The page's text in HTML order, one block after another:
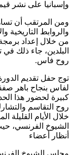
وإسبانيا على نشر
ومن المرتقب أن
والروابط التاريخية
من خلال إعداد برمجة
البلدين، جاء ذلك
روح فاس.
لفاس بنجاح باهر
كبيرة لحضور هذا
روح التقاسم
خلال الأيام
الشيوخ الفرنسي،
أنظار أعضاء
مجلس الشيوخ